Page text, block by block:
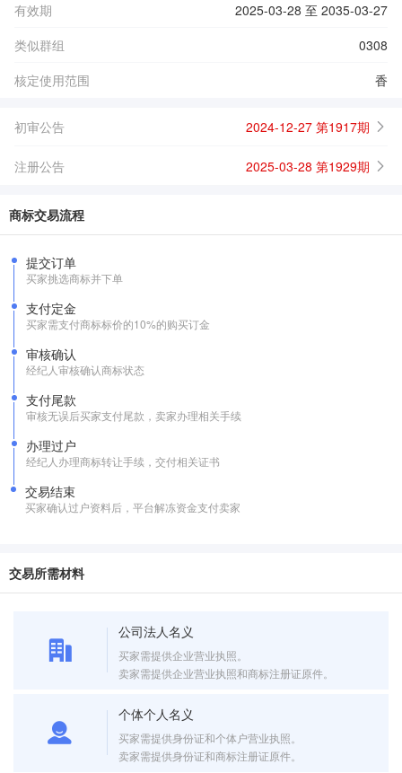
有效期
2025-03-28 至 2035-03-27
类似群组
0308
核定使用范围
香
初审公告 2024-12-27 第1917期
注册公告 2025-03-28 第1929期
商标交易流程
提交订单
买家挑选商标并下单
支付定金
买家需支付商标标价的10%的购买订金
审核确认
经纪人审核确认商标状态
支付尾款
审核无误后买家支付尾款，卖家办理相关手续
办理过户
经纪人办理商标转让手续，交付相关证书
交易结束
买家确认过户资料后，平台解冻资金支付卖家
交易所需材料
公司法人名义
买家需提供企业营业执照。
卖家需提供企业营业执照和商标注册证原件。
个体个人名义
买家需提供身份证和个体户营业执照。
卖家需提供身份证和商标注册证原件。